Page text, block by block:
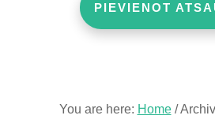
PIEVIENOT
You are here: Home /